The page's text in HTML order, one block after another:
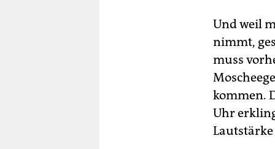
Und weil
nimmt,
muss
kommen.
Uhr
Lautstärke